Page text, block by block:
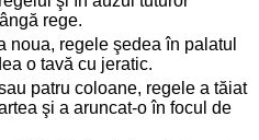
rege.
noua, regele şedea în palatul
o tavă cu jeratic.
patru coloane, regele a tăiat
şi a aruncat-o în focul de